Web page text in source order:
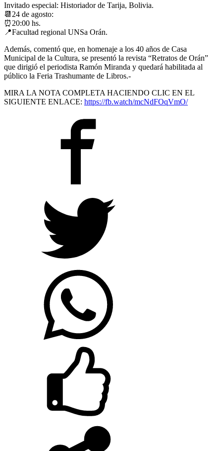
Invitado especial: Historiador de Tarija, Bolivia.
📆24 de agosto:
⏰20:00 hs.
📍Facultad regional UNSa Orán.
Además, comentó que, en homenaje a los 40 años de Casa
Municipal de la Cultura, se presentó la revista “Retratos de Orán”
que dirigió el periodista Ramón Miranda y quedará habilitada al
público la Feria Trashumante de Libros.-
MIRA LA NOTA COMPLETA HACIENDO CLIC EN EL
SIGUIENTE ENLACE: https://fb.watch/mcNdFOqVmO/